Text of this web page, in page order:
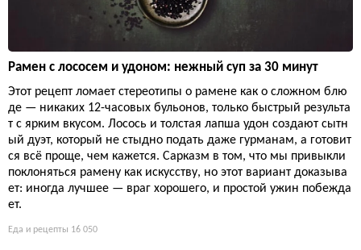
Рамен с лососем и удоном: нежный суп за 30 минут
Этот рецепт ломает стереотипы о рамене как о сложном блю
де — никаких 12-часовых бульонов, только быстрый результа
т с ярким вкусом. Лосось и толстая лапша удон создают сытн
ый дуэт, который не стыдно подать даже гурманам, а готовит
ся всё проще, чем кажется. Сарказм в том, что мы привыкли
поклоняться рамену как искусству, но этот вариант доказыва
ет: иногда лучшее — враг хорошего, и простой ужин побежда
ет.
Еда и рецепты 16 050